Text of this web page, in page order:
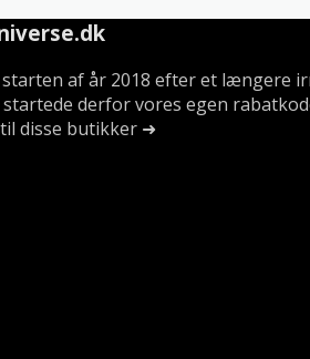
af år 2018 efter et længere
derfor vores egen
disse butikker ➜